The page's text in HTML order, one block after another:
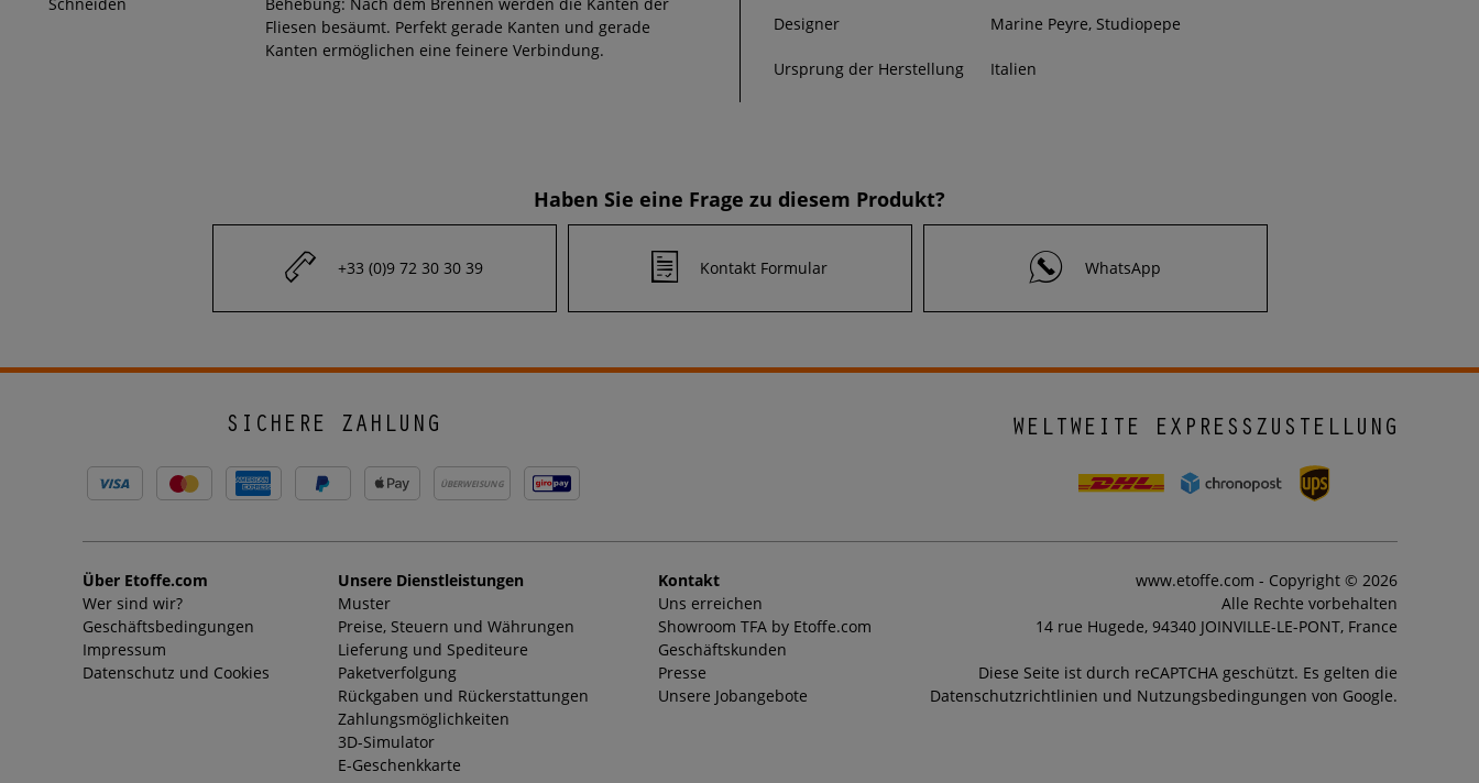
Fliesen besäumt. Perfekt gerade Kanten und gerade
Kanten ermöglichen eine feinere Verbindung.
Designer Marine Peyre, Studiopepe
Ursprung der Herstellung Italien
Haben Sie eine Frage zu diesem Produkt?
+33 (0)9 72 30 30 39 Kontakt Formular WhatsApp
SICHERE ZAHLUNG
ÜBERWEISUNG
WELTWEITE EXPRESSZUSTELLUNG
Über Etoffe.com
Wer sind wir?
Geschäftsbedingungen
Impressum
Datenschutz und Cookies
Unsere Dienstleistungen
Muster
Preise, Steuern und Währungen
Lieferung und Spediteure
Paketverfolgung
Rückgaben und Rückerstattungen
Zahlungsmöglichkeiten
3D-Simulator
E-Geschenkkarte
Kontakt
Uns erreichen
Showroom TFA by Etoffe.com
Geschäftskunden
Presse
Unsere Jobangebote
www.etoffe.com - Copyright © 2026
Alle Rechte vorbehalten
14 rue Hugede, 94340 JOINVILLE-LE-PONT, France
Diese Seite ist durch reCAPTCHA geschützt. Es gelten die
Datenschutzrichtlinien und Nutzungsbedingungen von Google.